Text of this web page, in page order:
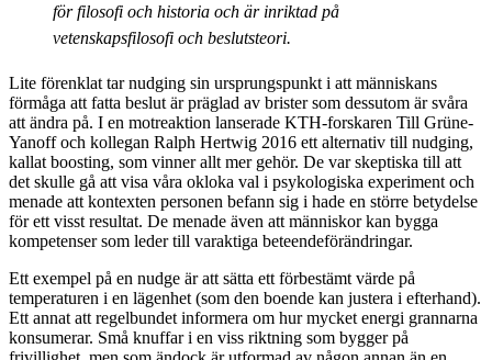
för filosofi och historia och är inriktad på
vetenskapsfilosofi och beslutsteori.
Lite förenklat tar nudging sin ursprungspunkt i att människans
förmåga att fatta beslut är präglad av brister som dessutom är svåra
att ändra på. I en motreaktion lanserade KTH-forskaren Till Grüne-
Yanoff och kollegan Ralph Hertwig 2016 ett alternativ till nudging,
kallat boosting, som vinner allt mer gehör. De var skeptiska till att
det skulle gå att visa våra okloka val i psykologiska experiment och
menade att kontexten personen befann sig i hade en större betydelse
för ett visst resultat. De menade även att människor kan bygga
kompetenser som leder till varaktiga beteendeförändringar.
Ett exempel på en nudge är att sätta ett förbestämt värde på
temperaturen i en lägenhet (som den boende kan justera i efterhand).
Ett annat att regelbundet informera om hur mycket energi grannarna
konsumerar. Små knuffar i en viss riktning som bygger på